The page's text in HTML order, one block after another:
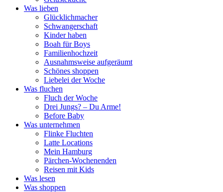
Was lieben
Glücklichmacher
Schwangerschaft
Kinder haben
Boah für Boys
Familienhochzeit
Ausnahmsweise aufgeräumt
Schönes shoppen
Liebelei der Woche
Was fluchen
Fluch der Woche
Drei Jungs? – Du Arme!
Before Baby
Was unternehmen
Flinke Fluchten
Latte Locations
Mein Hamburg
Pärchen-Wochenenden
Reisen mit Kids
Was lesen
Was shoppen